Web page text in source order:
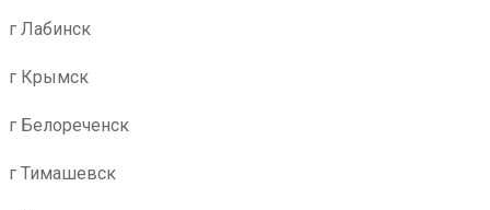
г Лабинск
г Крымск
г Белореченск
г Тимашевск